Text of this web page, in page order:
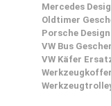
Mercedes
Oldtimer
Porsche
VW Bus
VW Käfer